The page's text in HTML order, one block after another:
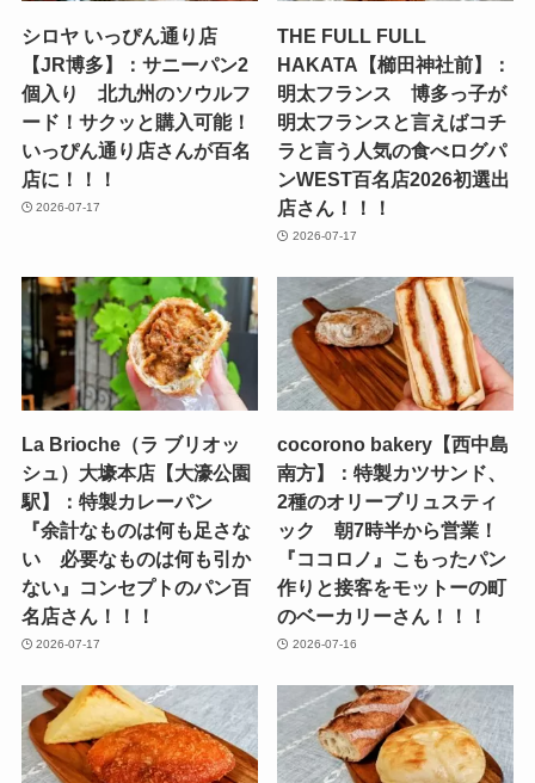
シロヤ いっぴん通り店
【JR博多】：サニーパン2
個入り 北九州のソウルフ
ード！サクッと購入可能！
いっぴん通り店さんが百名
店に！！！
2026-07-17
THE FULL FULL
HAKATA【櫛田神社前】：
明太フランス 博多っ子が
明太フランスと言えばコチ
ラと言う人気の食べログパ
ンWEST百名店2026初選出
店さん！！！
2026-07-17
La Brioche（ラ ブリオッ
シュ）大壕本店【大濠公園
駅】：特製カレーパン
『余計なものは何も足さな
い 必要なものは何も引か
ない』コンセプトのパン百
名店さん！！！
2026-07-17
cocorono bakery【西中島
南方】：特製カツサンド、
2種のオリーブリュスティ
ック 朝7時半から営業！
『ココロノ』こもったパン
作りと接客をモットーの町
のベーカリーさん！！！
2026-07-16